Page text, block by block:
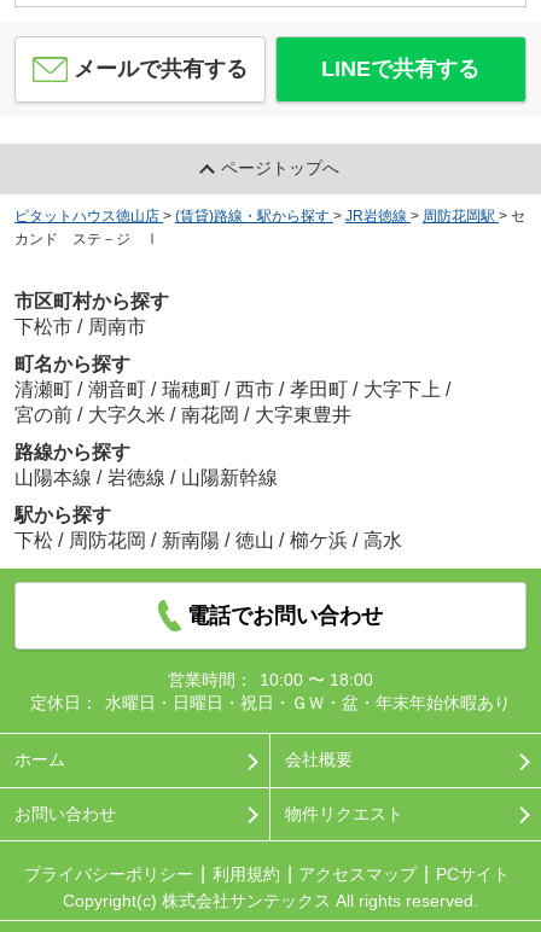
メールで共有する LINEで共有する
ページトップへ
ピタットハウス徳山店 > (賃貸)路線・駅から探す > JR岩徳線 > 周防花岡駅 > セ
カンド ステ－ジ Ⅰ
市区町村から探す
下松市 / 周南市
町名から探す
清瀬町 / 潮音町 / 瑞穂町 / 西市 / 孝田町 / 大字下上 /
宮の前 / 大字久米 / 南花岡 / 大字東豊井
路線から探す
山陽本線 / 岩徳線 / 山陽新幹線
駅から探す
下松 / 周防花岡 / 新南陽 / 徳山 / 櫛ケ浜 / 高水
電話でお問い合わせ
営業時間：
10:00 〜 18:00
定休日：
水曜日・日曜日・祝日・ＧＷ・盆・年末年始休暇あり
ホーム 会社概要
お問い合わせ 物件リクエスト
プライバシーポリシー 利用規約 アクセスマップ
PCサイト
Copyright(c) 株式会社サンテックス All rights reserved.